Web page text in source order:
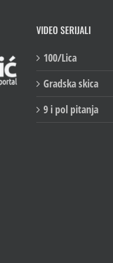
VIDEO SERIJALI
100/Lica
Gradska skica
9 i pol pitanja